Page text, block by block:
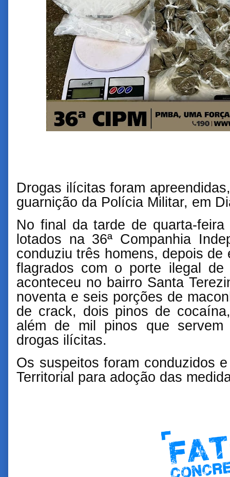
Drogas ilícitas foram
guarnição da Polícia Militar, em
No final da tarde de quarta-
lotados na 36ª Companhia
conduziu três homens, depois
flagrados com o porte ilegal de
aconteceu no bairro Santa
noventa e seis porções de
de crack, dois pinos de
além de mil pinos que servem
drogas ilícitas.
Os suspeitos foram conduzidos
Territorial para adoção das